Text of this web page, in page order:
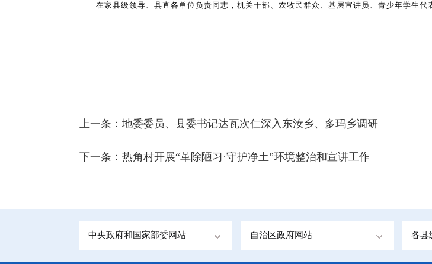
在家县级领导、县直各单位负责同志，机关干部、农牧民群众、基层宣讲员、青少年学生代
上一条：地委委员、县委书记达瓦次仁深入东汝乡、多玛乡调研
下一条：热角村开展“革除陋习·守护净土”环境整治和宣讲工作
中央政府和国家部委网站 自治区政府网站 各县